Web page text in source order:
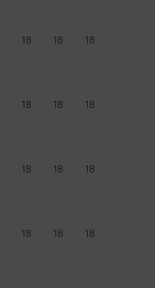
18 18 18
18 18 18
18 18 18
18 18 18